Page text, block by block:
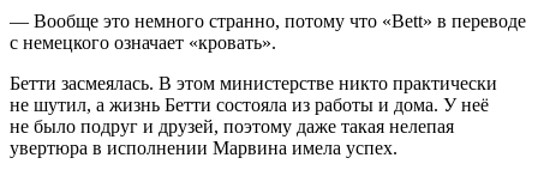
— Вообще это немного странно, потому что «Bett» в переводе
с немецкого означает «кровать».
Бетти засмеялась. В этом министерстве никто практически
не шутил, а жизнь Бетти состояла из работы и дома. У неё
не было подруг и друзей, поэтому даже такая нелепая
увертюра в исполнении Марвина имела успех.